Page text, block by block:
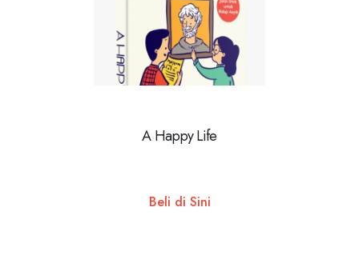
A Happy Life
Beli di Sini